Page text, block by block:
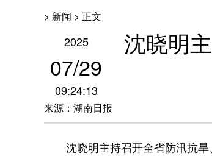
> 新闻 > 正文
2025
07/29
09:24:13
来源：湖南日报
沈晓明
沈晓明主持召开全省防汛抗旱